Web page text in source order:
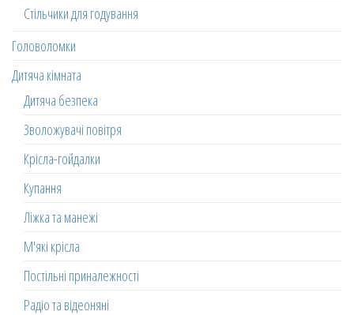
Стільчики для годування
Головоломки
Дитяча кімната
Дитяча безпека
Зволожувачі повітря
Крісла-гойдалки
Купання
Ліжка та манежі
М'які крісла
Постільні приналежності
Радіо та відеоняні